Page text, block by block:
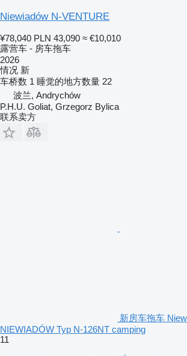
Niewiadów N-VENTURE
¥78,040 PLN 43,090 ≈ €10,010
露营车 - 房车拖车
2026
情况 新
车桥数 1 睡觉的地方数量 22
波兰, Andrychów
P.H.U. Goliat, Grzegorz Bylica
联系卖方
新房车拖车
NIEWIADÓW Typ N-126NT camping
11